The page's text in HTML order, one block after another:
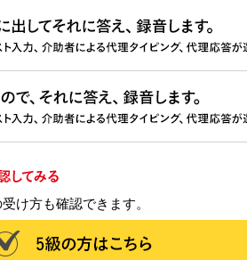
け方も確認できます。